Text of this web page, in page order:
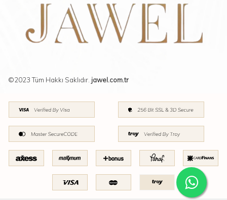
©2023 Tüm Hakkı Saklıdır. jawel.com.tr